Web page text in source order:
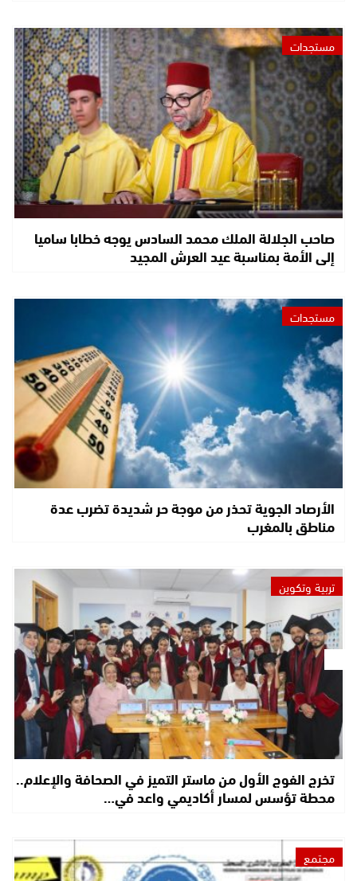
مستجدات
صاحب الجلالة الملك محمد السادس يوجه خطابا ساميا
إلى الأمة بمناسبة عيد العرش المجيد
مستجدات
الأرصاد الجوية تحذر من موجة حر شديدة تضرب عدة
مناطق بالمغرب
تربية وتكوين
تخرج الفوج الأول من ماستر التميز في الصحافة والإعلام..
محطة تؤسس لمسار أكاديمي واعد في…
مجتمع